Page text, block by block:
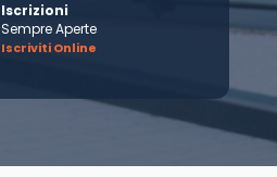
Iscrizioni
Sempre Aperte
Iscriviti Online